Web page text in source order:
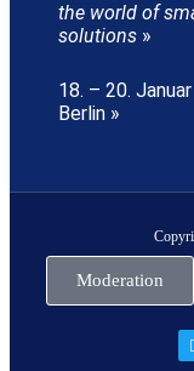
the world of
solutions »
18. – 20.
Berlin »
Moderation